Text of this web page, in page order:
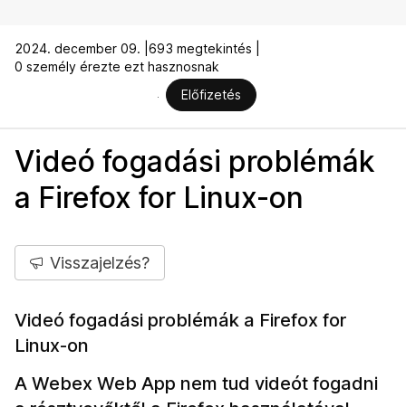
2024. december 09. | 693 megtekintés |
0 személy érezte ezt hasznosnak
Előfizetés
Videó fogadási problémák
a Firefox for Linux-on
Visszajelzés?
Videó fogadási problémák a Firefox for
Linux-on
A Webex Web App nem tud videót fogadni